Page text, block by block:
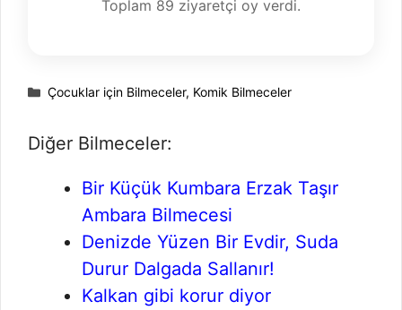
Toplam 89 ziyaretçi oy verdi.
Kategoriler
Çocuklar için Bilmeceler, Komik Bilmeceler
Diğer Bilmeceler:
Bir Küçük Kumbara Erzak Taşır
Ambara Bilmecesi
Denizde Yüzen Bir Evdir, Suda
Durur Dalgada Sallanır!
Kalkan gibi korur diyor